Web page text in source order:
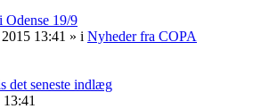
Odense 19/9
13:41 » i Nyheder fra COPA
det seneste indlæg